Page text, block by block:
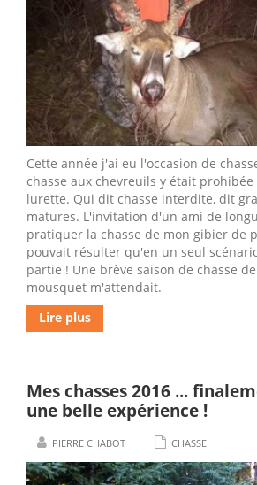
Cette année j'ai eu l'occasion de
chasse aux chevreuils y était
lurette. Qui dit chasse interdite, dit
matures. L'invitation d'un ami de
pratiquer la chasse de mon gibier de
pouvait résulter qu'en un seul
partie ! Une brève saison de chasse
mousquet m'attendait.
Lire plus
Mes chasses 2016 ...
une belle expérience !
PIERRE CHABOT CHASSE